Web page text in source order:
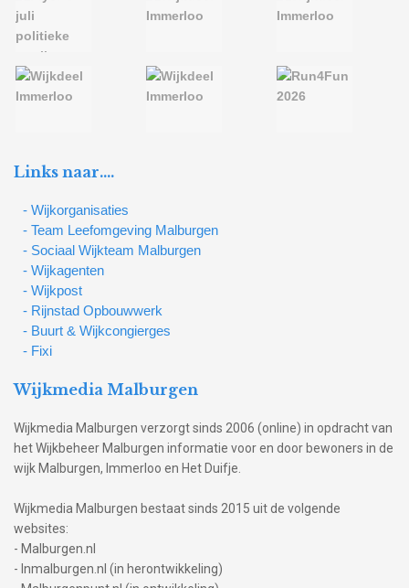
Links naar….
- Wijkorganisaties
- Team Leefomgeving Malburgen
- Sociaal Wijkteam Malburgen
- Wijkagenten
- Wijkpost
- Rijnstad Opbouwwerk
- Buurt & Wijkcongierges
- Fixi
Wijkmedia Malburgen
Wijkmedia Malburgen verzorgt sinds 2006 (online) in opdracht van
het Wijkbeheer Malburgen informatie voor en door bewoners in de
wijk Malburgen, Immerloo en Het Duifje.
Wijkmedia Malburgen bestaat sinds 2015 uit de volgende
websites:
- Malburgen.nl
- Inmalburgen.nl (in herontwikkeling)